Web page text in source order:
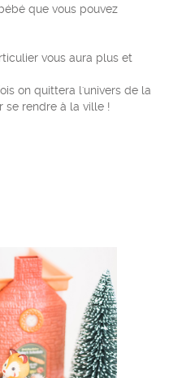
que vous pouvez
vous aura plus et
on quittera l'univers de la
se rendre à la ville !